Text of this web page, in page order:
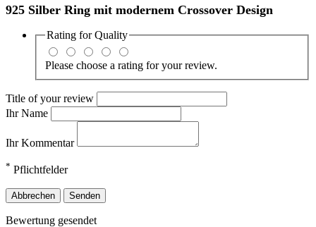
925 Silber Ring mit modernem Crossover Design
Rating forQuality
Please choose a rating for your review.
Title of your review
Ihr Name
Ihr Kommentar
* Pflichtfelder
Abbrechen Senden
Bewertung gesendet